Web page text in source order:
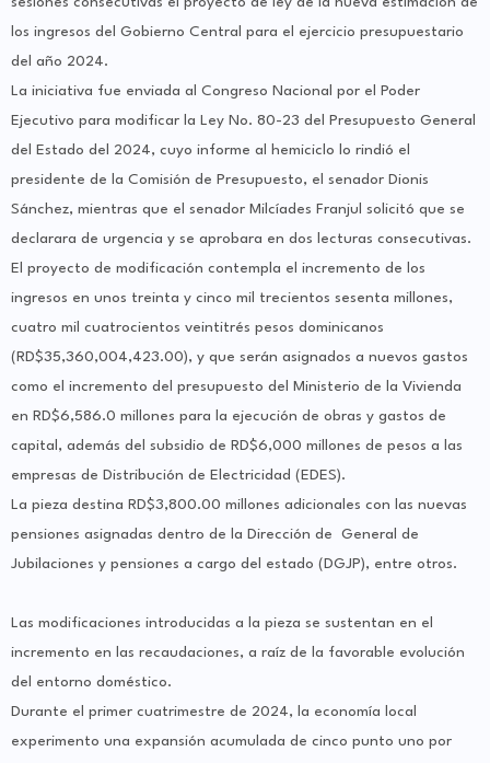
los ingresos del Gobierno Central para el ejercicio presupuestario
del año 2024.
La iniciativa fue enviada al Congreso Nacional por el Poder
Ejecutivo para modificar la Ley No. 80-23 del Presupuesto General
del Estado del 2024, cuyo informe al hemiciclo lo rindió el
presidente de la Comisión de Presupuesto, el senador Dionis
Sánchez, mientras que el senador Milcíades Franjul solicitó que se
declarara de urgencia y se aprobara en dos lecturas consecutivas.
El proyecto de modificación contempla el incremento de los
ingresos en unos treinta y cinco mil trecientos sesenta millones,
cuatro mil cuatrocientos veintitrés pesos dominicanos
(RD$35,360,004,423.00), y que serán asignados a nuevos gastos
como el incremento del presupuesto del Ministerio de la Vivienda
en RD$6,586.0 millones para la ejecución de obras y gastos de
capital, además del subsidio de RD$6,000 millones de pesos a las
empresas de Distribución de Electricidad (EDES).
La pieza destina RD$3,800.00 millones adicionales con las nuevas
pensiones asignadas dentro de la Dirección de General de
Jubilaciones y pensiones a cargo del estado (DGJP), entre otros.
Las modificaciones introducidas a la pieza se sustentan en el
incremento en las recaudaciones, a raíz de la favorable evolución
del entorno doméstico.
Durante el primer cuatrimestre de 2024, la economía local
experimento una expansión acumulada de cinco punto uno por